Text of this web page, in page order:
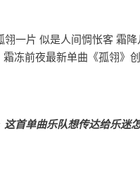
这首单曲乐队想传达给乐迷